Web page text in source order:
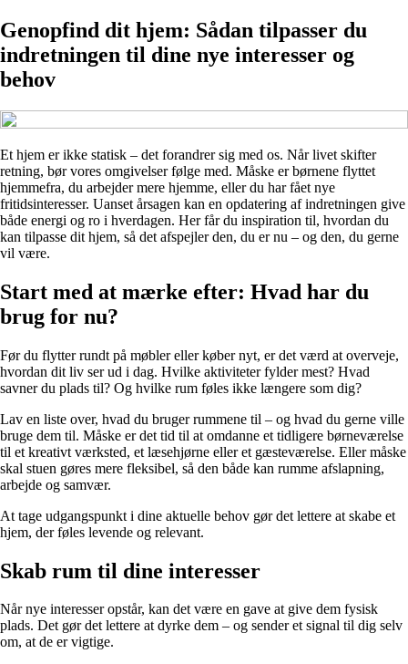
Genopfind dit hjem: Sådan tilpasser du
indretningen til dine nye interesser og
behov
Et hjem er ikke statisk – det forandrer sig med os. Når livet skifter
retning, bør vores omgivelser følge med. Måske er børnene flyttet
hjemmefra, du arbejder mere hjemme, eller du har fået nye
fritidsinteresser. Uanset årsagen kan en opdatering af indretningen give
både energi og ro i hverdagen. Her får du inspiration til, hvordan du
kan tilpasse dit hjem, så det afspejler den, du er nu – og den, du gerne
vil være.
Start med at mærke efter: Hvad har du
brug for nu?
Før du flytter rundt på møbler eller køber nyt, er det værd at overveje,
hvordan dit liv ser ud i dag. Hvilke aktiviteter fylder mest? Hvad
savner du plads til? Og hvilke rum føles ikke længere som dig?
Lav en liste over, hvad du bruger rummene til – og hvad du gerne ville
bruge dem til. Måske er det tid til at omdanne et tidligere børneværelse
til et kreativt værksted, et læsehjørne eller et gæsteværelse. Eller måske
skal stuen gøres mere fleksibel, så den både kan rumme afslapning,
arbejde og samvær.
At tage udgangspunkt i dine aktuelle behov gør det lettere at skabe et
hjem, der føles levende og relevant.
Skab rum til dine interesser
Når nye interesser opstår, kan det være en gave at give dem fysisk
plads. Det gør det lettere at dyrke dem – og sender et signal til dig selv
om, at de er vigtige.